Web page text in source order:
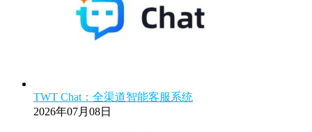
TWT Chat：全渠道智能客服系统
2026年07月08日